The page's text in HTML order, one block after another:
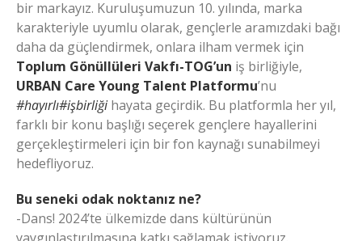
bir markayız. Kuruluşumuzun 10. yılında, marka
karakteriyle uyumlu olarak, gençlerle aramızdaki bağı
daha da güçlendirmek, onlara ilham vermek için
Toplum Gönüllüleri Vakfı-TOG’un iş birliğiyle,
URBAN Care Young Talent Platformu’nu
#hayırlı#işbirliğihayata geçirdik. Bu platformla her yıl,
farklı bir konu başlığı seçerek gençlere hayallerini
gerçekleştirmeleri için bir fon kaynağı sunabilmeyi
hedefliyoruz.
Bu seneki odak noktanız ne?
-Dans! 2024’te ülkemizde dans kültürünün
yaygınlaştırılmasına katkı sağlamak istiyoruz.